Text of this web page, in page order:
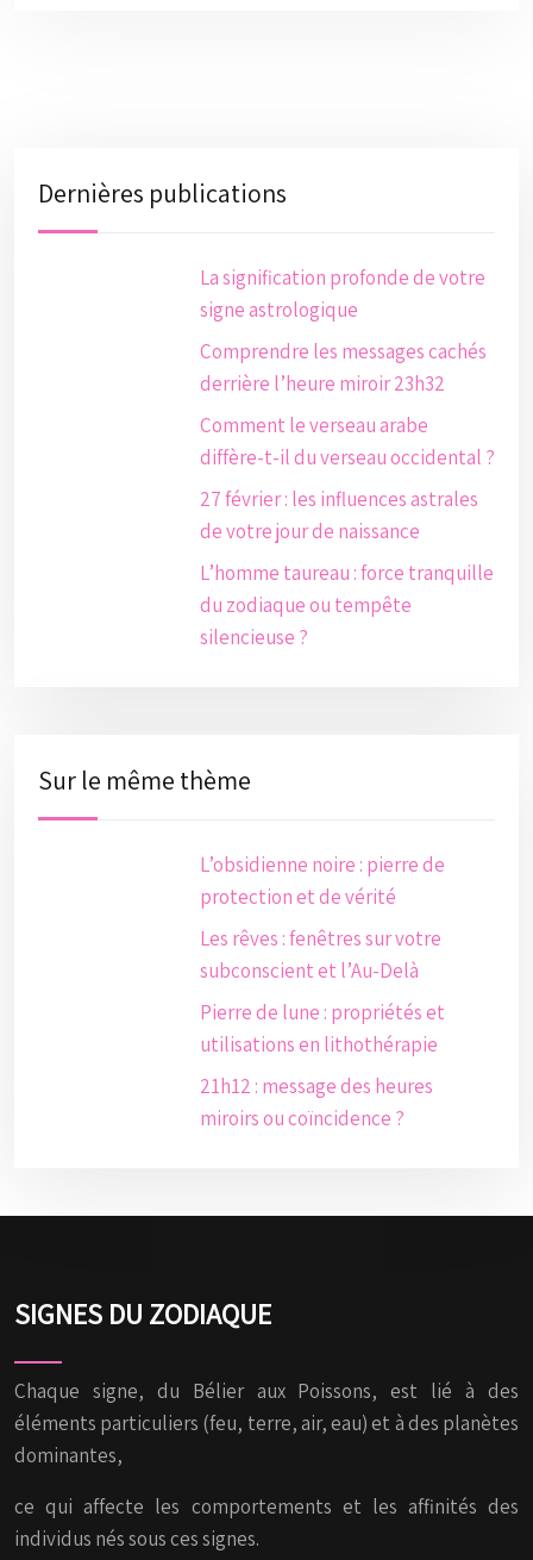
Dernières publications
La signification profonde de votre
signe astrologique
Comprendre les messages cachés
derrière l’heure miroir 23h32
Comment le verseau arabe
diffère-t-il du verseau occidental ?
27 février : les influences astrales
de votre jour de naissance
L’homme taureau : force tranquille
du zodiaque ou tempête
silencieuse ?
Sur le même thème
L’obsidienne noire : pierre de
protection et de vérité
Les rêves : fenêtres sur votre
subconscient et l’Au-Delà
Pierre de lune : propriétés et
utilisations en lithothérapie
21h12 : message des heures
miroirs ou coïncidence ?
SIGNES DU ZODIAQUE
Chaque signe, du Bélier aux Poissons, est lié à des
éléments particuliers (feu, terre, air, eau) et à des planètes
dominantes,
ce qui affecte les comportements et les affinités des
individus nés sous ces signes.